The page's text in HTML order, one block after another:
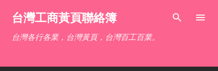
跳到主要內容
台灣工商黃頁聯絡簿
台灣各行各業，台灣黃頁，台灣百工百業。